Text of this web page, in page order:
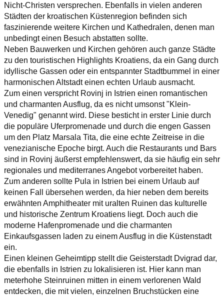
Nicht-Christen versprechen. Ebenfalls in vielen anderen
Städten der kroatischen Küstenregion befinden sich
faszinierende weitere Kirchen und Kathedralen, denen man
unbedingt einen Besuch abstatten sollte.
Neben Bauwerken und Kirchen gehören auch ganze Städte
zu den touristischen Highlights Kroatiens, da ein Gang durch
idyllische Gassen oder ein entspannter Stadtbummel in einer
harmonischen Altstadt einen echten Urlaub ausmacht.
Zum einen verspricht Rovinj in Istrien einen romantischen
und charmanten Ausflug, da es nicht umsonst "Klein-
Venedig" genannt wird. Diese besticht in erster Linie durch
die populäre Uferpromenade und durch die engen Gassen
um den Platz Marsala Tita, die eine echte Zeitreise in die
venezianische Epoche birgt. Auch die Restaurants und Bars
sind in Rovinj äußerst empfehlenswert, da sie häufig ein sehr
regionales und mediterranes Angebot vorbereitet haben.
Zum anderen sollte Pula in Istrien bei einem Urlaub auf
keinen Fall übersehen werden, da hier neben dem bereits
erwähnten Amphitheater mit uralten Ruinen das kulturelle
und historische Zentrum Kroatiens liegt. Doch auch die
moderne Hafenpromenade und die charmanten
Einkaufsgassen laden zu einem Ausflug in die Küstenstadt
ein.
Einen kleinen Geheimtipp stellt die Geisterstadt Dvigrad dar,
die ebenfalls in Istrien zu lokalisieren ist. Hier kann man
meterhohe Steinruinen mitten in einem verlorenen Wald
entdecken, die mit vielen, einzelnen Bruchstücken eine